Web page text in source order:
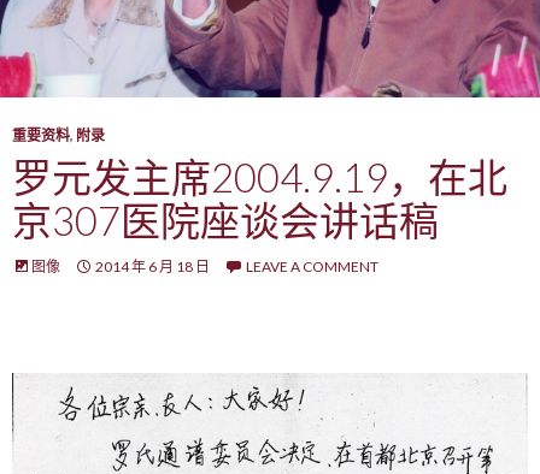
重要资料, 附录
罗元发主席2004.9.19，在北
京307医院座谈会讲话稿
图像 2014 年 6 月 18 日 LEAVE A COMMENT